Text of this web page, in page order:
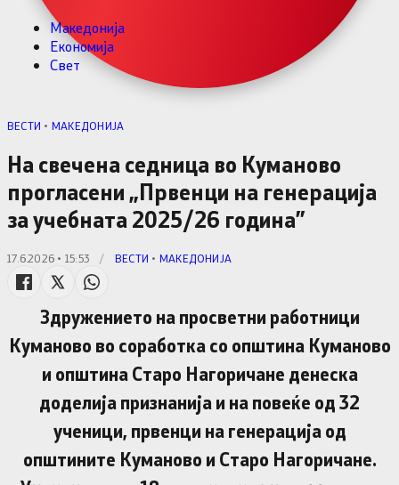
Македонија
Економија
Свет
ВЕСТИ • МАКЕДОНИЈА
На свечена седница во Куманово
прогласени „Првенци на генерација
за учебната 2025/26 година”
17.6.2026 • 15:53 / ВЕСТИ • МАКЕДОНИЈА
Здружението на просветни работници
Куманово во соработка со општина Куманово
и општина Старо Нагоричане денеска
доделија признанија и на повеќе од 32
ученици, првенци на генерација од
општините Куманово и Старо Нагоричане.